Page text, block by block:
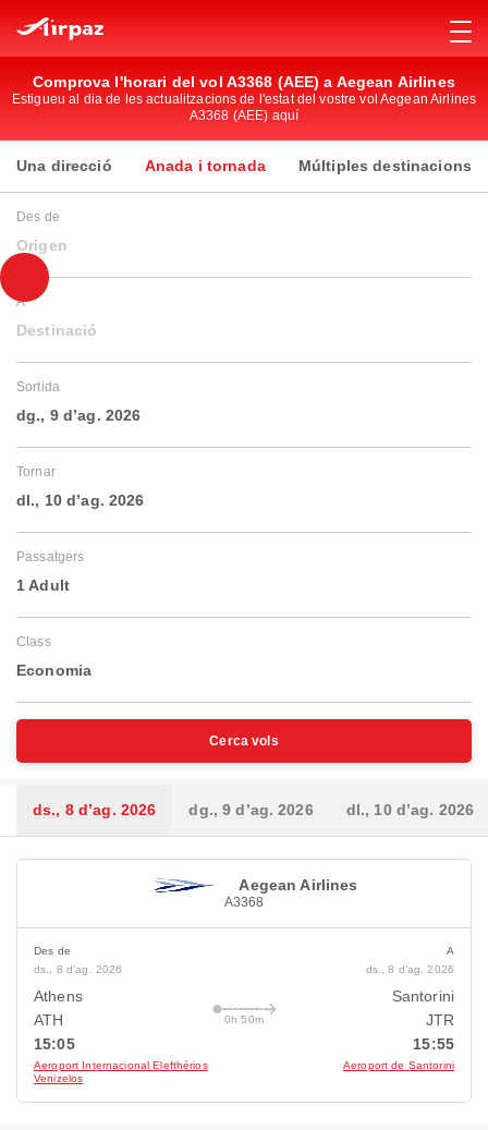
Comprova l'horari del vol A3368 (AEE) a Aegean Airlines
Estigueu al dia de les actualitzacions de l'estat del vostre vol Aegean Airlines
A3368 (AEE) aquí
Una direcció Anada i tornada Múltiples destinacions
Des de
Origen
A
Destinació
Sortida
dg., 9 d’ag. 2026
Tornar
dl., 10 d’ag. 2026
Passatgers
1 Adult
Class
Economia
Cerca vols
ds., 8 d’ag. 2026 dg., 9 d’ag. 2026 dl., 10 d’ag. 2026
Aegean Airlines
A3368
Des de
ds., 8 d’ag. 2026
Athens
ATH
15:05
Aeroport Internacional Elefthérios
Venizelos
0h 50m
A
ds., 8 d’ag. 2026
Santorini
JTR
15:55
Aeroport de Santorini